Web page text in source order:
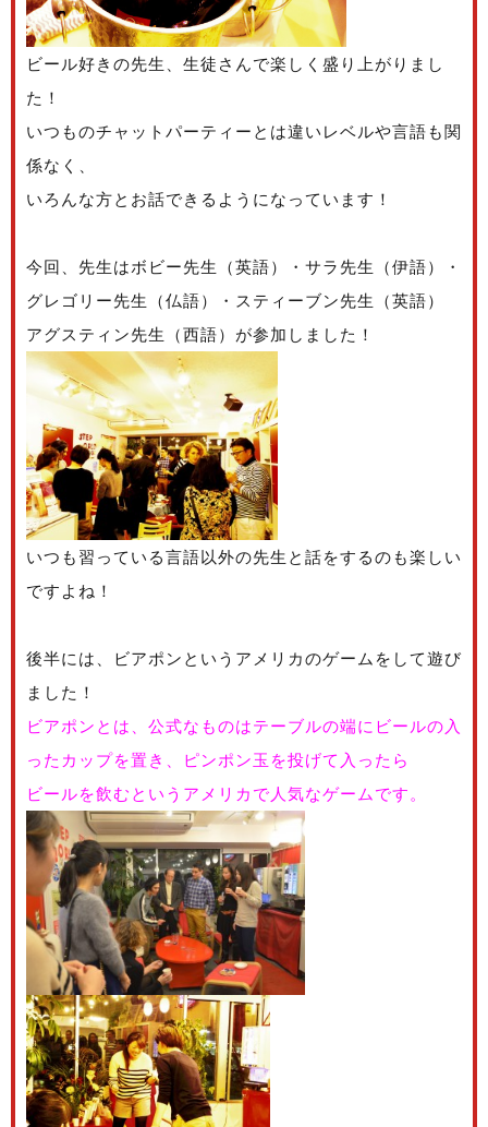
ビール好きの先生、生徒さんで楽しく盛り上がりまし
た！
いつものチャットパーティーとは違いレベルや言語も関
係なく、
いろんな方とお話できるようになっています！
今回、先生はボビー先生（英語）・サラ先生（伊語）・
グレゴリー先生（仏語）・スティーブン先生（英語）
アグスティン先生（西語）が参加しました！
いつも習っている言語以外の先生と話をするのも楽しい
ですよね！
後半には、ビアポンというアメリカのゲームをして遊び
ました！
ビアポンとは、公式なものはテーブルの端にビールの入
ったカップを置き、ピンポン玉を投げて入ったら
ビールを飲むというアメリカで人気なゲームです。